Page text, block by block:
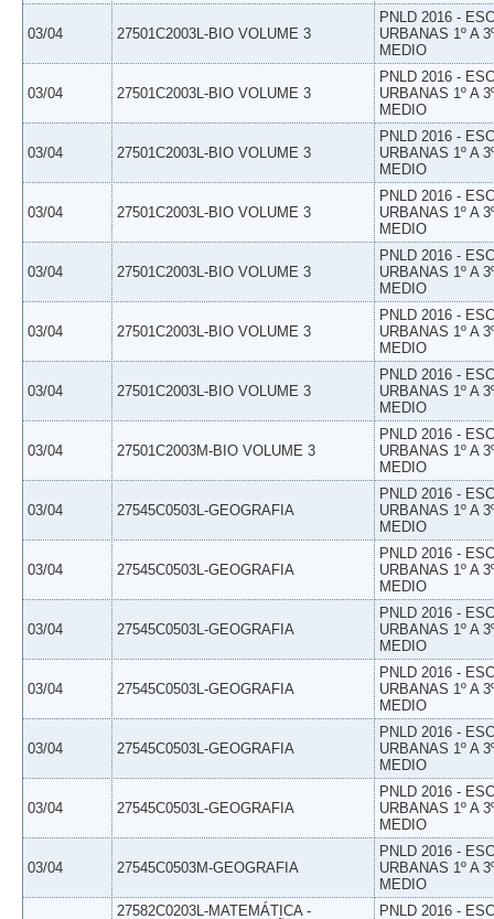
03/04 27501C2003L-BIO VOLUME 3
PNLD 2016 -
URBANAS 1º A
MEDIO
03/04 27501C2003L-BIO VOLUME 3
PNLD 2016 -
URBANAS 1º A
MEDIO
03/04 27501C2003L-BIO VOLUME 3
PNLD 2016 -
URBANAS 1º A
MEDIO
03/04 27501C2003L-BIO VOLUME 3
PNLD 2016 -
URBANAS 1º A
MEDIO
03/04 27501C2003L-BIO VOLUME 3
PNLD 2016 -
URBANAS 1º A
MEDIO
03/04 27501C2003L-BIO VOLUME 3
PNLD 2016 -
URBANAS 1º A
MEDIO
03/04 27501C2003L-BIO VOLUME 3
PNLD 2016 -
URBANAS 1º A
MEDIO
03/04 27501C2003M-BIO VOLUME 3
PNLD 2016 -
URBANAS 1º A
MEDIO
03/04 27545C0503L-GEOGRAFIA
PNLD 2016 -
URBANAS 1º A
MEDIO
03/04 27545C0503L-GEOGRAFIA
PNLD 2016 -
URBANAS 1º A
MEDIO
03/04 27545C0503L-GEOGRAFIA
PNLD 2016 -
URBANAS 1º A
MEDIO
03/04 27545C0503L-GEOGRAFIA
PNLD 2016 -
URBANAS 1º A
MEDIO
03/04 27545C0503L-GEOGRAFIA
PNLD 2016 -
URBANAS 1º A
MEDIO
03/04 27545C0503L-GEOGRAFIA
PNLD 2016 -
URBANAS 1º A
MEDIO
03/04 27545C0503M-GEOGRAFIA
PNLD 2016 -
URBANAS 1º A
MEDIO
27582C0203L-MATEMÁTICA -
PNLD 2016 -